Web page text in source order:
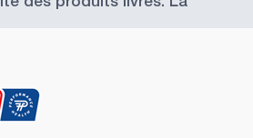
des produits livrés. La